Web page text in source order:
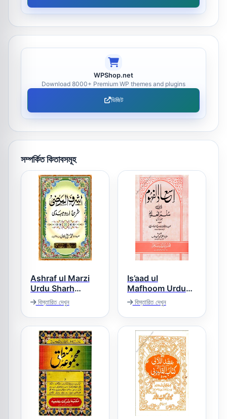
WPShop.net
Download 8000+ Premium WP themes and plugins
ভিজিট
সম্পর্কিত কিতাবসমূহ
Ashraf ul Marzi
Urdu Sharh
Maibazi اشرف
المرضی اردو شرح
المیبذی
বিস্তারিত দেখুন
Is’aad ul
Mafhoom Urdu
Sharh Sullam ul
Uloom اسعاد
المفھوم اردو شرح
سلم العلوم
বিস্তারিত দেখুন